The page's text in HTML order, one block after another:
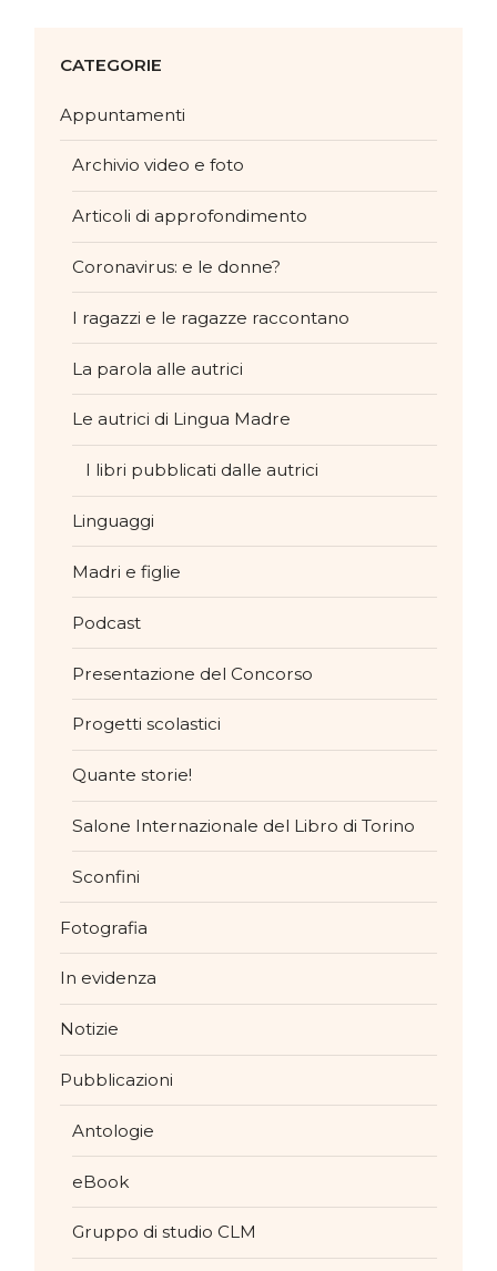
CATEGORIE
Appuntamenti
Archivio video e foto
Articoli di approfondimento
Coronavirus: e le donne?
I ragazzi e le ragazze raccontano
La parola alle autrici
Le autrici di Lingua Madre
I libri pubblicati dalle autrici
Linguaggi
Madri e figlie
Podcast
Presentazione del Concorso
Progetti scolastici
Quante storie!
Salone Internazionale del Libro di Torino
Sconfini
Fotografia
In evidenza
Notizie
Pubblicazioni
Antologie
eBook
Gruppo di studio CLM